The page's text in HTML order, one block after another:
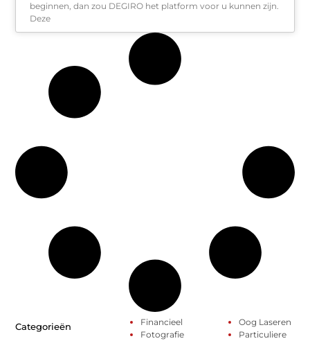
beginnen, dan zou DEGIRO het platform voor u kunnen zijn.
Deze
Categorieën
Financieel
Fotografie
Oog Laseren
Particuliere